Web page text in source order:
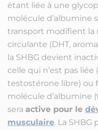
étant liée à une
molécule d’albumine
transport modifient la
circulante (DHT,
la SHBG devient
celle qui n’est pas
testostérone libre) ou
molécule d’albumine
sera active pour le
musculaire. La